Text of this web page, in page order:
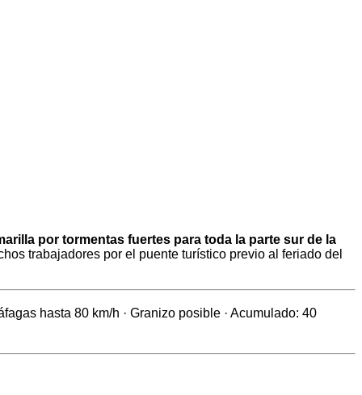
por tormentas fuertes para toda la parte sur de la
trabajadores por el puente turístico previo al feriado del
hasta 80 km/h · Granizo posible · Acumulado: 40